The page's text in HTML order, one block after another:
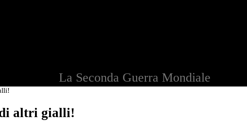
La Seconda Guerra Mondiale
altri gialli!